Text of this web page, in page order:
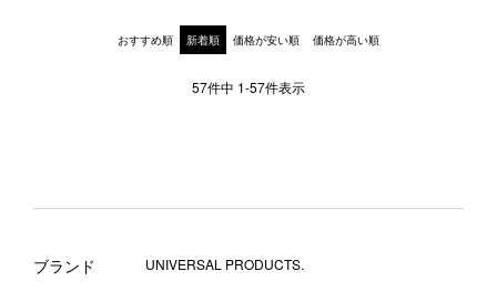
おすすめ順 新着順 価格が安い順 価格が高い順
57件中 1-57件表示
ブランド UNIVERSAL PRODUCTS.